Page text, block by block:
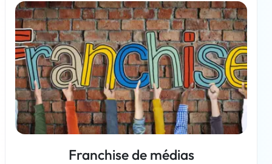
Franchise de médias